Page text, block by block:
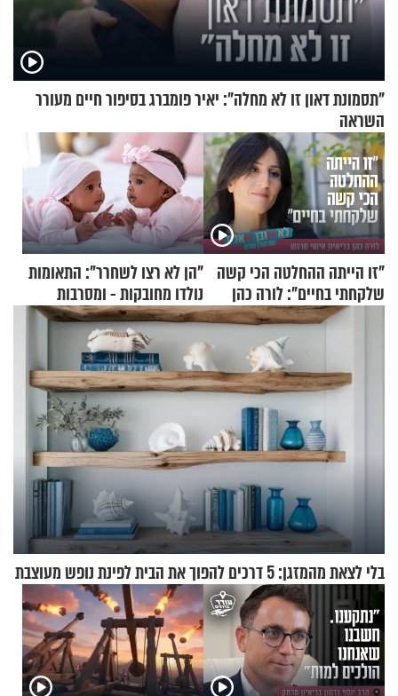
"תסמונת דאון זו לא מחלה": יאיר פומברג בסיפור חיים מעורר
השראה
"זו הייתה ההחלטה הכי קשה
שלקחתי בחיים": לורה כהן
בריאיון אישי מרגש
"הן לא רצו לשחרר": התאומות
נולדו מחובקות - ומסרבות
להיפרד
בלי לצאת מהמזגן: 5 דרכים להפוך את הבית לפינת נופש מעוצבת